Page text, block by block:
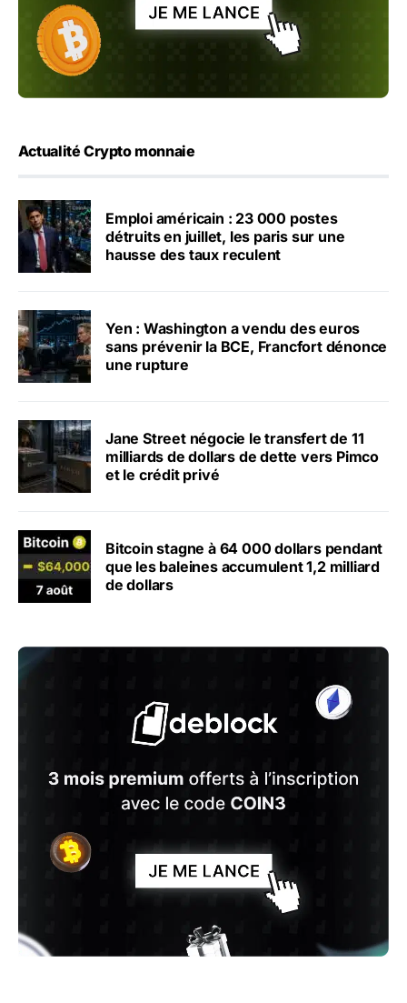
Actualité Crypto monnaie
Emploi américain : 23 000 postes
détruits en juillet, les paris sur une
hausse des taux reculent
Yen : Washington a vendu des euros
sans prévenir la BCE, Francfort dénonce
une rupture
Jane Street négocie le transfert de 11
milliards de dollars de dette vers Pimco
et le crédit privé
Bitcoin stagne à 64 000 dollars pendant
que les baleines accumulent 1,2 milliard
de dollars